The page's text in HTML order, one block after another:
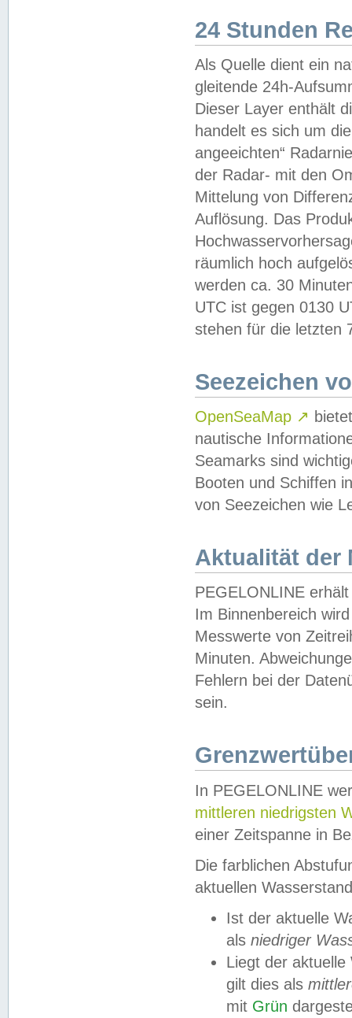
24 Stunden
Als Quelle dient ein
gleitende 24h-
Dieser Layer enthält
handelt es sich um
angeeichten“
der Radar- mit den
Mittelung von
Auflösung. Das
räumlich hoch
werden ca. 30
UTC ist gegen 0130
stehen für die letzten
Seezeichen
OpenSeaMap ↗
nautische
Seamarks sind
Booten und Schiffen
von Seezeichen wie
Aktualität der
PEGELONLINE
Im Binnenbereich
Messwerte von
Minuten.
Fehlern bei der
sein.
In PEGELONLINE
mittleren niedrigsten
einer Zeitspanne in
Die farblichen
aktuellen
Ist der aktuelle
als niedriger
Liegt der
gilt dies als
mit Grün